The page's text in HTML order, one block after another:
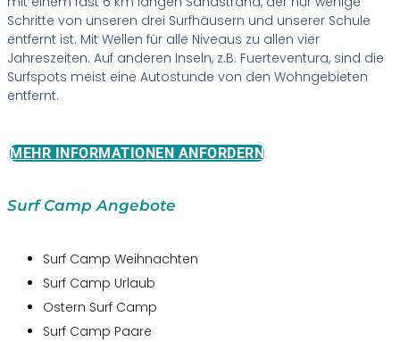
Schritte von unseren drei Surfhäusern und unserer Schule
entfernt ist. Mit Wellen für alle Niveaus zu allen vier
Jahreszeiten. Auf anderen Inseln, z.B. Fuerteventura, sind die
Surfspots meist eine Autostunde von den Wohngebieten
entfernt.
MEHR INFORMATIONEN ANFORDERN
Surf Camp Angebote
Surf Camp Weihnachten
Surf Camp Urlaub
Ostern Surf Camp
Surf Camp Paare